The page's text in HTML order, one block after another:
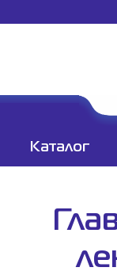
Каталог